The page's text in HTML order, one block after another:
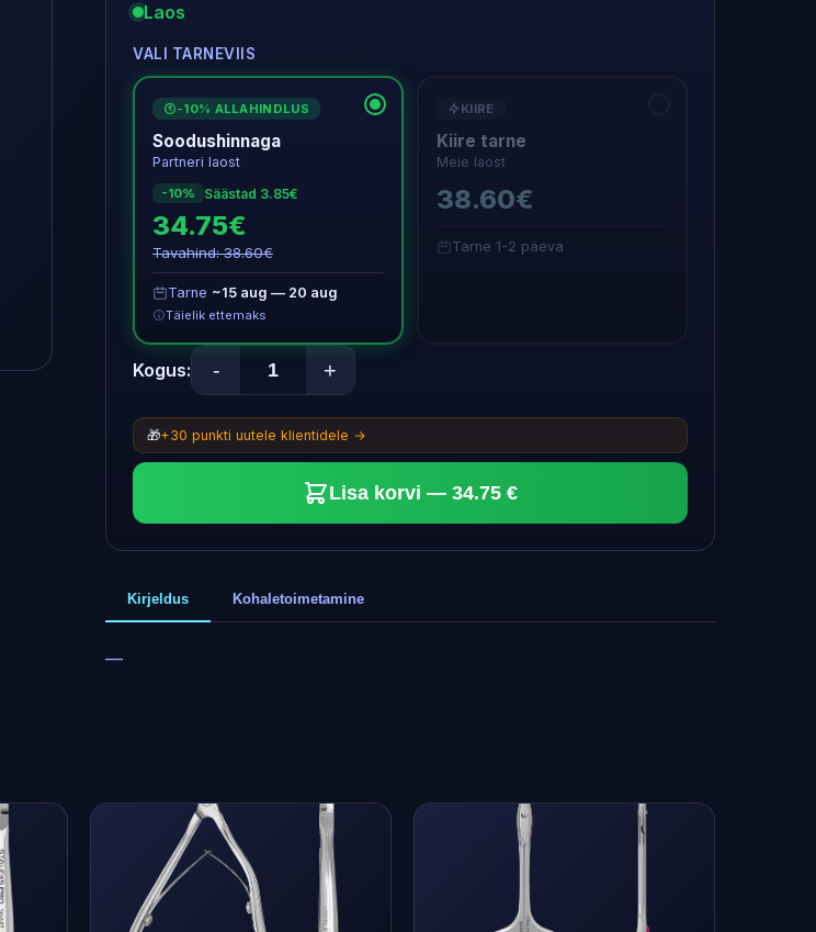
Laos
VALI TARNEVIIS
€ -10% ALLAHINDLUS
Soodushinnaga
Partneri laost
-10% Säästad 3.85€
34.75€
Tavahind: 38.60€
Tarne ~15 aug — 20 aug
Täielik ettemaks
KIIRE
Kiire tarne
Meie laost
38.60€
Tarne 1-2 päeva
Kogus: - +
🎁+30 punkti uutele klientidele →
Lisa korvi — 34.75 €
Kirjeldus Kohaletoimetamine
—